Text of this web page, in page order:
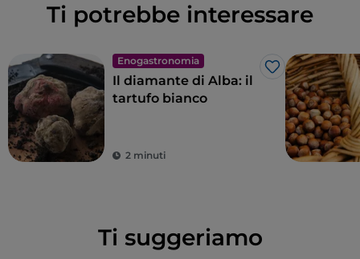
Ti potrebbe interessare
Enogastronomia
Like
Il diamante di Alba: il
tartufo bianco
2 minuti
Ti suggeriamo